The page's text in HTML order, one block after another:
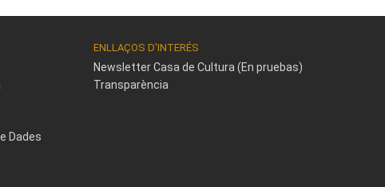
Dades
ENLLAÇOS D'INTERÉS
Newsletter Casa de Cultura (En pruebas)
Transparència